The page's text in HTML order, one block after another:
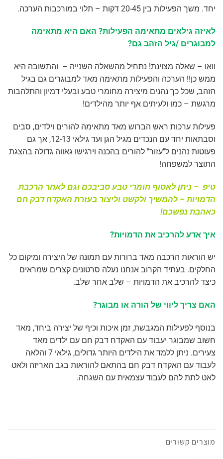
יחד. משך הפעילות בין 20-45 דקות – תלוי במורכבות הערכה.
לאיזה גילאים מתאימה הפעילות? האם היא מתאימה
למבוגרים /גיל הזהב גם?
וואו – שאלה מצוינת! נתחיל מהשאלה השנייה – והתשובה היא
ממש כן!! הערכה והפעילות מתאימה מאד למבוגרים גם בגיל
הזהב, שכל כך נהנים מיצירה מחומרי טבע ובעלי דמיון והתלהבות
מרגשת – כמו ולעיתים אף יותר מהילדים!
פעילות ערכות ראש הברוש מאד מתאימה להורים וילדים, סבים
וסבתאות יחד עם הנכדים מגיל הגן ועד גילאי 12-13, אך גם
פעוטות נהנים ל"עזור" להורים בהכנה וירגישו גאווה גדולה בהצגת
התוצר למשפחה!
טיפ – ניתן לאסוף חומרי טבע סביבכם וגם לאחר הרכבת
הדמויות – להמשיך ולקשט וליצור בעזרת האקדח דבק חם
כאהבת נפשכם!
איך אדע להרכיב את הדמויות?
יש הוראות הרכבה מאד ברורות עם תמונה של היצירה ומיקום כל
החלקים. בעתיד הקרוב אנחנו נעלה סרטונים קצרים שמראים
כיצד להרכיב את הדמויות – שלב אחר שלב.
האם צריך ליווי של הורה או מבוגר?
בנוסף לפעילות המגבשת, זמן איכות וכיף של יצירה ביחד, מאד
חשוב שמבוגר יעבוד עם האקדח דבק חם עם ילדים מאד
צעירים. ניתן ללמד את הילדים היותר גדולים, גילאי 7 והלאה
לעבוד עם האקדח דבק חם בהתאם להוראות בגב האריזה ולאט
לאט לתת להם לעבוד עצמאית עם השגחה.
מוצרים קשורים